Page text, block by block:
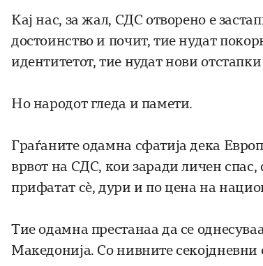
Кај нас, за жал, СДС отворено е
достоинство и почит, тие нудат
идентитетот, тие нудат нови
Но народот гледа и памети.
Граѓаните одамна сфатија дека
врвот на СДС, кои заради личен
прифатат сè, дури и по цена на
Тие одамна престанаа да се
Македонија. Со нивните секојдневни